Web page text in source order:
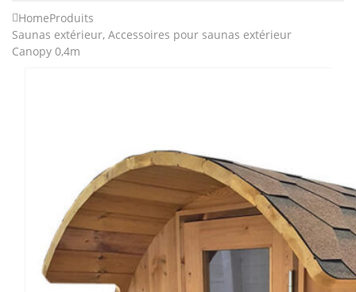
HomeProduits
Saunas extérieur, Accessoires pour saunas extérieur
Canopy 0,4m